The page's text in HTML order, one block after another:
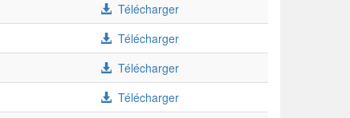
Télécharger
Télécharger
Télécharger
Télécharger